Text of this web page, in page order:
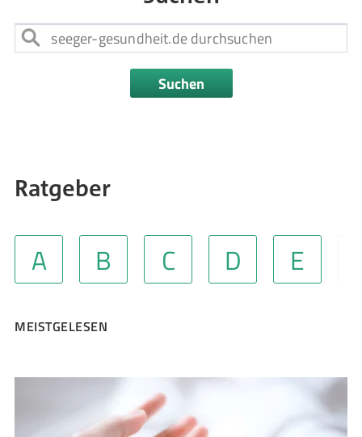
Suchen
Ratgeber
A B C D E
MEISTGELESEN